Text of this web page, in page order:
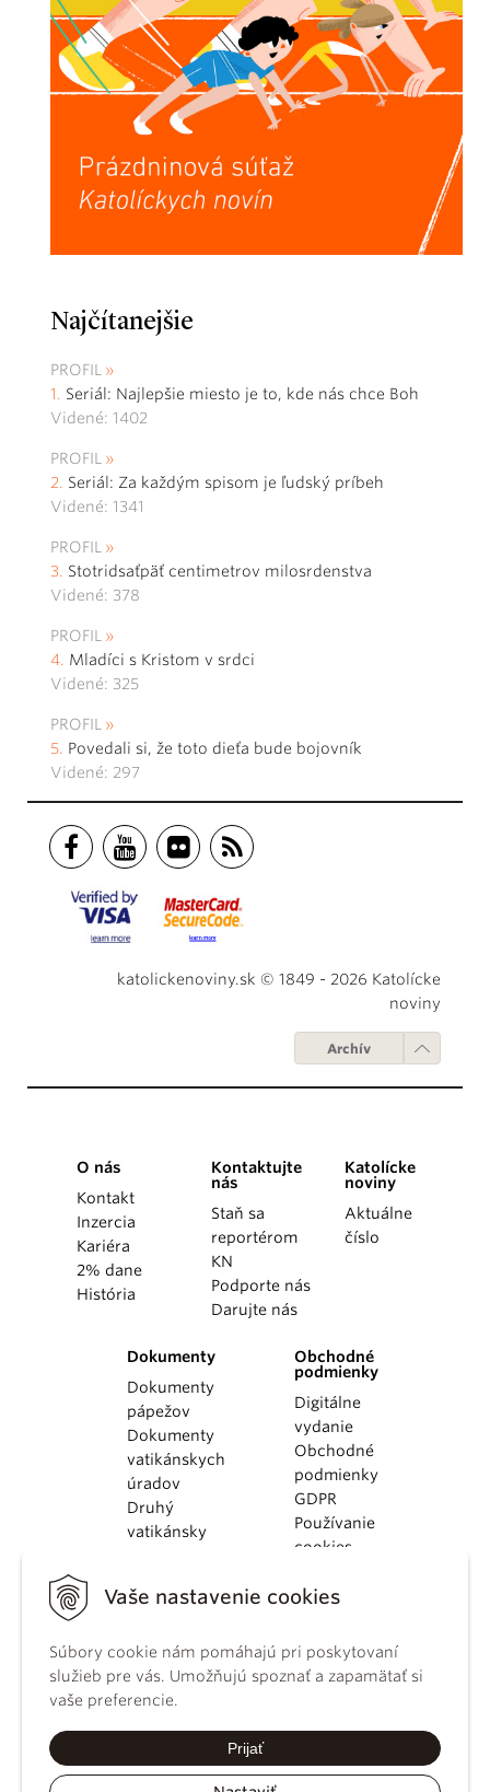
Vaše nastavenie cookies
Súbory cookie nám pomáhajú pri poskytovaní
služieb pre vás. Umožňujú spoznať a zapamätať si
vaše preferencie.
Prijať
Najčítanejšie
PROFIL
Seriál: Najlepšie miesto je to, kde nás chce Boh
Videné: 1402
PROFIL
Seriál: Za každým spisom je ľudský príbeh
Videné: 1341
PROFIL
Stotridsaťpäť centimetrov milosrdenstva
Videné: 378
PROFIL
Mladíci s Kristom v srdci
Videné: 325
PROFIL
Povedali si, že toto dieťa bude bojovník
Videné: 297
katolickenoviny.sk © 1849 - 2026 Katolícke
noviny
Archív
O nás
Kontakt
Inzercia
Kariéra
2% dane
História
Kontaktujte
nás
Staň sa
reportérom
KN
Podporte nás
Darujte nás
Katolícke
noviny
Aktuálne
číslo
Dokumenty
Dokumenty
pápežov
Dokumenty
vatikánskych
úradov
Druhý
vatikánsky
KBS
kánonického
práva
Katechizmus
Obchodné
podmienky
Digitálne
vydanie
Obchodné
podmienky
GDPR
Používanie
cookies